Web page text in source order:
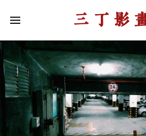
三丁影